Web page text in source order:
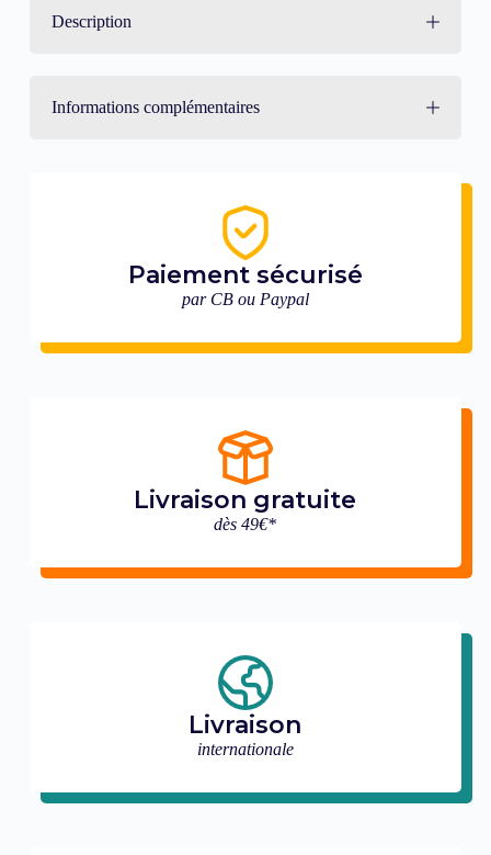
Description
Informations complémentaires
Paiement sécurisé
par CB ou Paypal
Livraison gratuite
dès 49€*
Livraison
internationale